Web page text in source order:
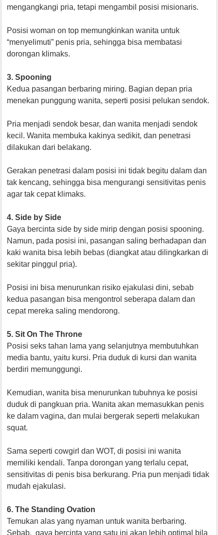
mengangkangi pria, tetapi mengambil posisi misionaris.
Posisi woman on top memungkinkan wanita untuk
“menyelimuti” penis pria, sehingga bisa membatasi
dorongan klimaks.
3. Spooning
Kedua pasangan berbaring miring. Bagian depan pria
menekan punggung wanita, seperti posisi pelukan sendok.
Pria menjadi sendok besar, dan wanita menjadi sendok
kecil. Wanita membuka kakinya sedikit, dan penetrasi
dilakukan dari belakang.
Gerakan penetrasi dalam posisi ini tidak begitu dalam dan
tak kencang, sehingga bisa mengurangi sensitivitas penis
agar tak cepat klimaks.
4. Side by Side
Gaya bercinta side by side mirip dengan posisi spooning.
Namun, pada posisi ini, pasangan saling berhadapan dan
kaki wanita bisa lebih bebas (diangkat atau dilingkarkan di
sekitar pinggul pria).
Posisi ini bisa menurunkan risiko ejakulasi dini, sebab
kedua pasangan bisa mengontrol seberapa dalam dan
cepat mereka saling mendorong.
5. Sit On The Throne
Posisi seks tahan lama yang selanjutnya membutuhkan
media bantu, yaitu kursi. Pria duduk di kursi dan wanita
berdiri memunggungi.
Kemudian, wanita bisa menurunkan tubuhnya ke posisi
duduk di pangkuan pria. Wanita akan memasukkan penis
ke dalam vagina, dan mulai bergerak seperti melakukan
squat.
Sama seperti cowgirl dan WOT, di posisi ini wanita
memiliki kendali. Tanpa dorongan yang terlalu cepat,
sensitivitas di penis bisa berkurang. Pria pun menjadi tidak
mudah ejakulasi.
6. The Standing Ovation
Temukan alas yang nyaman untuk wanita berbaring.
Sebab, gaya bercinta yang satu ini akan lebih optimal bila